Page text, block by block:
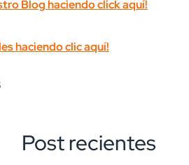
Blog haciendoclick aquí!
haciendoclic aquí!
Post recientes